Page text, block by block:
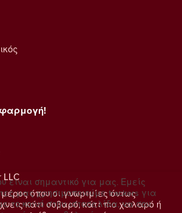
όπου οι γνωριμίες όντως
κάτι σοβαρό, κάτι πιο χαλαρό ή
είναι σημαντικό για μας. Εμείς
μας χρησιμοποιούμε trackers για
το κοινό στην ιστοσελίδα, να σου